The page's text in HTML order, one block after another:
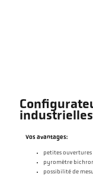
Vos avantages:
petites ouvertures
pyromètre
possibilité de